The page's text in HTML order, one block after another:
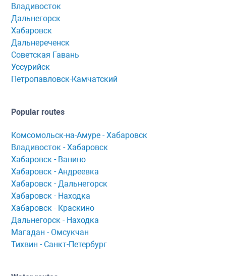
Владивосток
Дальнегорск
Хабаровск
Дальнереченск
Советская Гавань
Уссурийск
Петропавловск-Камчатский
Popular routes
Комсомольск-нa-Амуре - Хaбaровск
Владивосток - Хабаровск
Хaбaровск - Ванино
Хабаровск - Андреевка
Хабаровск - Дальнегорск
Хабаровск - Находка
Хабаровск - Краскино
Дальнегорск - Находка
Мaгaдaн - Омсукчaн
Тихвин - Сaнкт-Петербург